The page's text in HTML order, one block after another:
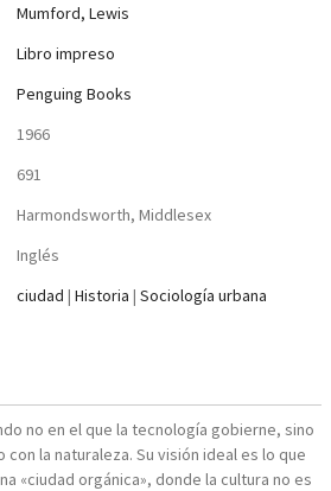
Mumford, Lewis
Libro impreso
Penguing Books
1966
691
Harmondsworth, Middlesex
Inglés
ciudad | Historia | Sociología urbana
no en el que la tecnología gobierne, sino
la naturaleza. Su visión ideal es lo que
«ciudad orgánica», donde la cultura no es